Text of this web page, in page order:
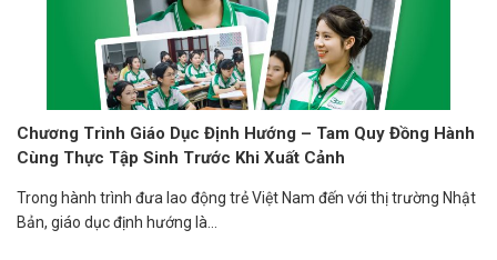
Chương Trình Giáo Dục Định Hướng – Tam Quy Đồng Hành
Cùng Thực Tập Sinh Trước Khi Xuất Cảnh
Trong hành trình đưa lao động trẻ Việt Nam đến với thị trường Nhật
Bản, giáo dục định hướng là...